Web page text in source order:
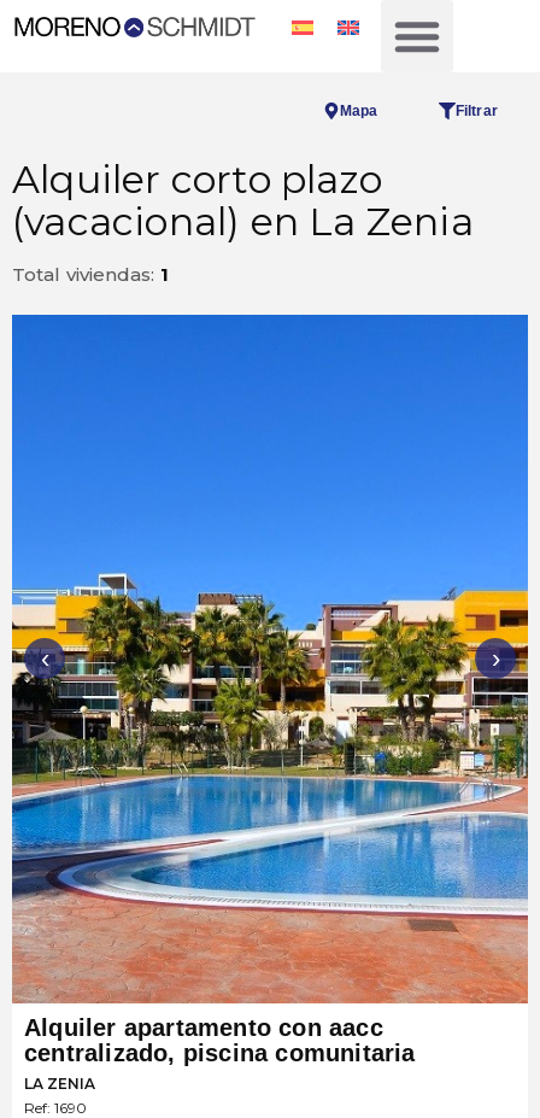
Mapa Filtrar
Alquiler corto plazo
(vacacional) en La Zenia
Total viviendas: 1
‹ ›
Alquiler apartamento con aacc
centralizado, piscina comunitaria
LA ZENIA
Ref: 1690